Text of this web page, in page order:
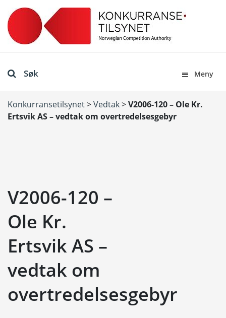
Søk Meny
Konkurransetilsynet>Vedtak>V2006-120 – Ole Kr.
Ertsvik AS – vedtak om overtredelsesgebyr
V2006-120 –
Ole Kr.
Ertsvik AS –
vedtak om
overtredelsesgebyr